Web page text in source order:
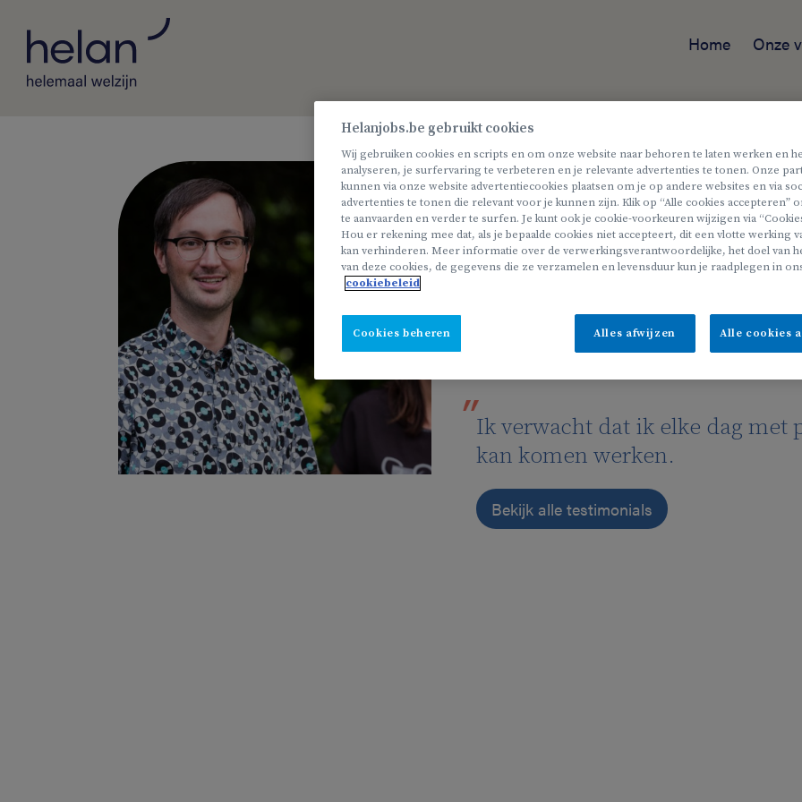
Home Onze
Tom
Kinderbegeleider bij Helan
Ik voel me helemaal thuis bij Helan
niet vergeet om zorg te dragen voor z’n
dat houdt je job boeiend en afwisselend.
we er voor elkaar en ik voel me altijd gewaardeerd
Ik verwacht dat ik elke dag met
kan komen werken.
Bekijk alle testimonials
Helanjobs.be gebruikt cookies
Wij gebruiken cookies en scripts en om onze website naar behoren te laten werken en
analyseren, je surfervaring te verbeteren en je relevante advertenties te tonen. Onze
kunnen via onze website advertentiecookies plaatsen om je op andere websites en via
advertenties te tonen die relevant voor je kunnen zijn. Klik op “Alle cookies accepteren”
te aanvaarden en verder te surfen. Je kunt ook je cookie-voorkeuren wijzigen via
Hou er rekening mee dat, als je bepaalde cookies niet accepteert, dit een vlotte werking
kan verhinderen. Meer informatie over de verwerkingsverantwoordelijke, het doel van
van deze cookies, de gegevens die ze verzamelen en levensduur kun je raadplegen in
cookiebeleid
Alles afwijzen Alle cookies
Cookies beheren